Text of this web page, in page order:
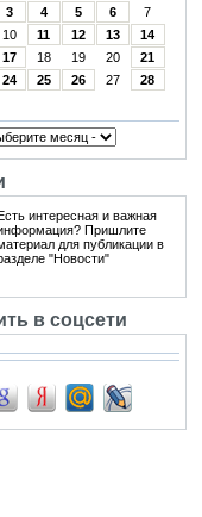
3 4 5 6
7
10 11 12 13
14
17 18 19 20
21
24 25 26 27
28
интересная и важная
Пришлите
для публикации в
"Новости"
в соцсети